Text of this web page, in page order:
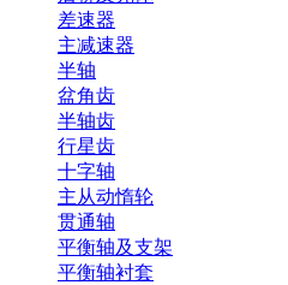
差速器
主减速器
半轴
盆角齿
半轴齿
行星齿
十字轴
主从动惰轮
贯通轴
平衡轴及支架
平衡轴衬套